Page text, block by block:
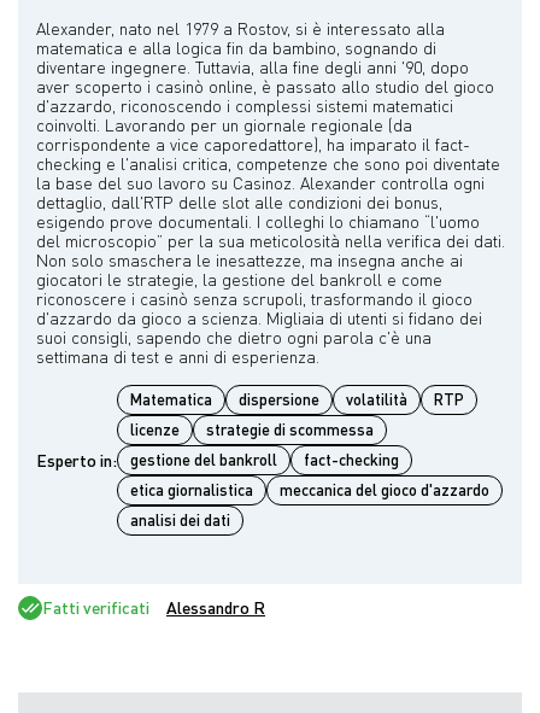
Alexander, nato nel 1979 a Rostov, si è interessato alla
matematica e alla logica fin da bambino, sognando di
diventare ingegnere. Tuttavia, alla fine degli anni '90, dopo
aver scoperto i casinò online, è passato allo studio del gioco
d'azzardo, riconoscendo i complessi sistemi matematici
coinvolti. Lavorando per un giornale regionale (da
corrispondente a vice caporedattore), ha imparato il fact-
checking e l'analisi critica, competenze che sono poi diventate
la base del suo lavoro su Casinoz. Alexander controlla ogni
dettaglio, dall'RTP delle slot alle condizioni dei bonus,
esigendo prove documentali. I colleghi lo chiamano “l'uomo
del microscopio” per la sua meticolosità nella verifica dei dati.
Non solo smaschera le inesattezze, ma insegna anche ai
giocatori le strategie, la gestione del bankroll e come
riconoscere i casinò senza scrupoli, trasformando il gioco
d'azzardo da gioco a scienza. Migliaia di utenti si fidano dei
suoi consigli, sapendo che dietro ogni parola c'è una
Esperto in:
Matematica dispersione volatilità
RTP
licenze
strategie di scommessa
gestione del bankroll
fact-checking
etica giornalistica
meccanica del gioco d'azzardo
analisi dei dati
Fatti verificati Alessandro R